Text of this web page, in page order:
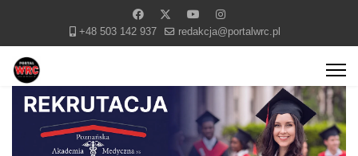
+48 503 142 937 redakcja@portalwrc.pl